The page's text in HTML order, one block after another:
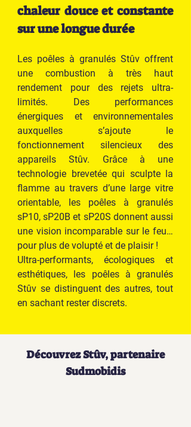
chaleur douce et constante
sur une longue durée
Les poêles à granulés Stûv offrent
une combustion à très haut
rendement pour des rejets ultra-
limités. Des performances
énergiques et environnementales
auxquelles s’ajoute le
fonctionnement silencieux des
appareils Stûv. Grâce à une
technologie brevetée qui sculpte la
flamme au travers d’une large vitre
orientable, les poêles à granulés
sP10, sP20B et sP20S donnent aussi
une vision incomparable sur le feu…
pour plus de volupté et de plaisir !
Ultra-performants, écologiques et
esthétiques, les poêles à granulés
Stûv se distinguent des autres, tout
en sachant rester discrets.
Découvrez Stûv, partenaire
Sudmobidis